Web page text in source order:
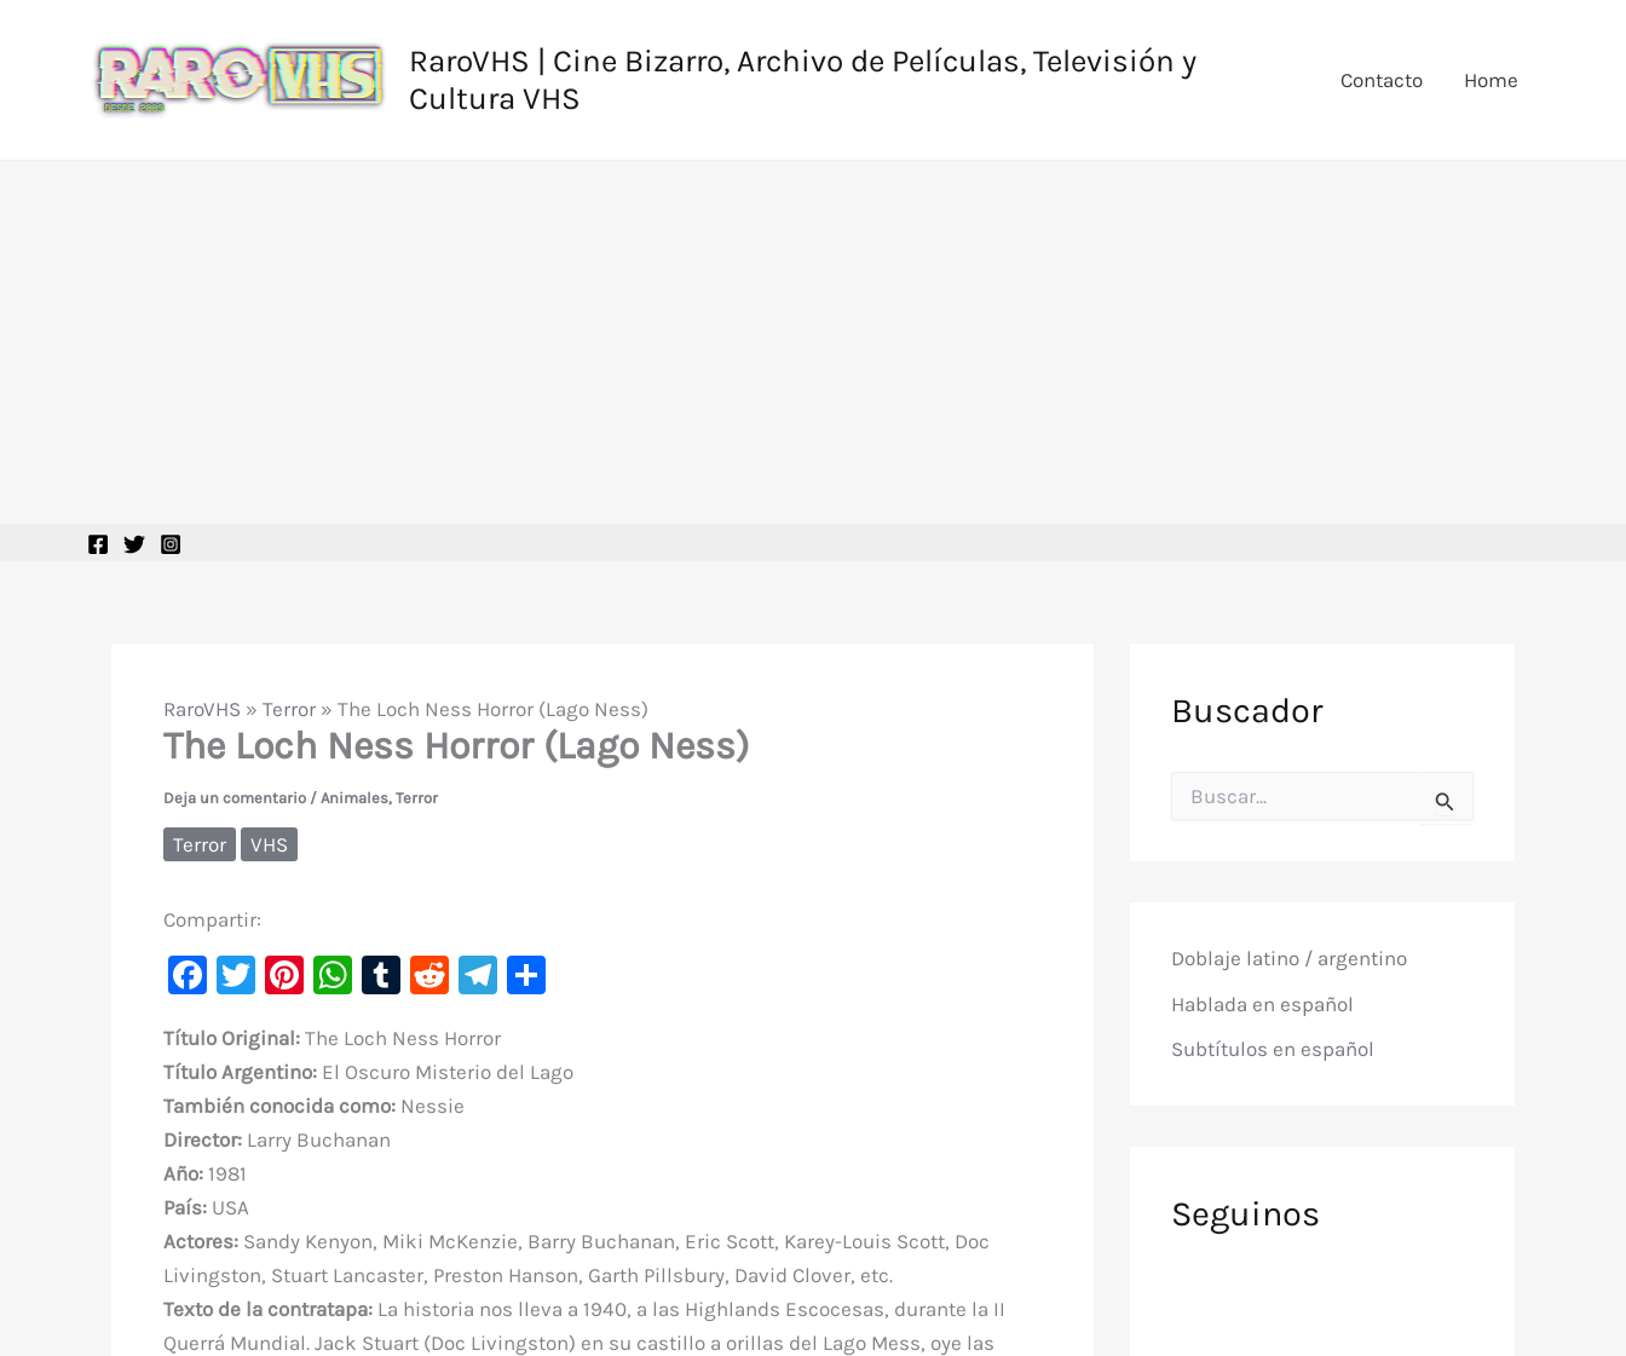
RaroVHS | Cine Bizarro, Archivo de Películas, Televisión y
Cultura VHS
Contacto Home
RaroVHS » Terror» The Loch Ness Horror (Lago Ness)
The Loch Ness Horror (Lago Ness)
Deja un comentario / Animales, Terror
Terror VHS
Compartir:
F
c
e
b
o
o
k
T
it
te
r
Pi
er
e
st
W
at
s
A
T
m
bl
R
d
di
Te
gr
a
C
p
Título Original: The Loch Ness Horror
Título Argentino: El Oscuro Misterio del Lago
También conocida como:Nessie
Director: Larry Buchanan
Año:1981
País:USA
Actores:Sandy Kenyon, Miki McKenzie, Barry Buchanan, Eric Scott, Karey-Louis Scott, Doc
Livingston, Stuart Lancaster, Preston Hanson, Garth Pillsbury, David Clover, etc.
Texto de la contratapa:La historia nos lleva a 1940, a las Highlands Escocesas, durante la II
Querrá Mundial. Jack Stuart (Doc Livingston) en su castillo a orillas del Lago Mess, oye las
Buscador
o
:
Doblaje latino / argentino
Hablada en español
Subtítulos en español
Seguinos